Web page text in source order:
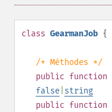
class GearmanJob {
/* Méthodes */
public function
false string
public function